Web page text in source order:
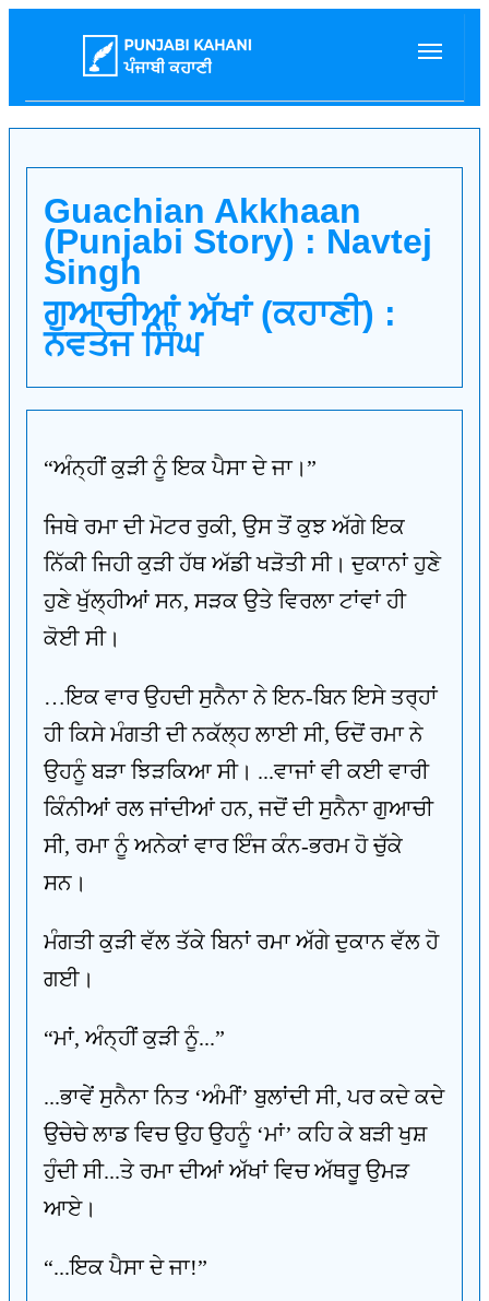
Guachian Akkhaan
(Punjabi Story) : Navtej
Singh
ਗੁਆਚੀਆਂ ਅੱਖਾਂ (ਕਹਾਣੀ) :
ਨਵਤੇਜ ਸਿੰਘ
“ਅੰਨ੍ਹੀਂ ਕੁੜੀ ਨੂੰ ਇਕ ਪੈਸਾ ਦੇ ਜਾ।”
ਜਿਥੇ ਰਮਾ ਦੀ ਮੋਟਰ ਰੁਕੀ, ਉਸ ਤੋਂ ਕੁਝ ਅੱਗੇ ਇਕ
ਨਿੱਕੀ ਜਿਹੀ ਕੁੜੀ ਹੱਥ ਅੱਡੀ ਖੜੋਤੀ ਸੀ। ਦੁਕਾਨਾਂ ਹੁਣੇ
ਹੁਣੇ ਖੁੱਲ੍ਹੀਆਂ ਸਨ, ਸੜਕ ਉਤੇ ਵਿਰਲਾ ਟਾਂਵਾਂ ਹੀ
ਕੋਈ ਸੀ।
…ਇਕ ਵਾਰ ਉਹਦੀ ਸੁਨੈਨਾ ਨੇ ਇਨ-ਬਿਨ ਇਸੇ ਤਰ੍ਹਾਂ
ਹੀ ਕਿਸੇ ਮੰਗਤੀ ਦੀ ਨਕੱਲ੍ਹ ਲਾਈ ਸੀ, ਓਦੋਂ ਰਮਾ ਨੇ
ਉਹਨੂੰ ਬੜਾ ਝਿੜਕਿਆ ਸੀ। ...ਵਾਜਾਂ ਵੀ ਕਈ ਵਾਰੀ
ਕਿੰਨੀਆਂ ਰਲ ਜਾਂਦੀਆਂ ਹਨ, ਜਦੋਂ ਦੀ ਸੁਨੈਨਾ ਗੁਆਚੀ
ਸੀ, ਰਮਾ ਨੂੰ ਅਨੇਕਾਂ ਵਾਰ ਇੰਜ ਕੰਨ-ਭਰਮ ਹੋ ਚੁੱਕੇ
ਸਨ।
ਮੰਗਤੀ ਕੁੜੀ ਵੱਲ ਤੱਕੇ ਬਿਨਾਂ ਰਮਾ ਅੱਗੇ ਦੁਕਾਨ ਵੱਲ ਹੋ
ਗਈ।
“ਮਾਂ, ਅੰਨ੍ਹੀਂ ਕੁੜੀ ਨੂੰ...”
...ਭਾਵੇਂ ਸੁਨੈਨਾ ਨਿਤ ‘ਅੰਮੀਂ’ ਬੁਲਾਂਦੀ ਸੀ, ਪਰ ਕਦੇ ਕਦੇ
ਉਚੇਚੇ ਲਾਡ ਵਿਚ ਉਹ ਉਹਨੂੰ ‘ਮਾਂ’ ਕਹਿ ਕੇ ਬੜੀ ਖੁਸ਼
ਹੁੰਦੀ ਸੀ...ਤੇ ਰਮਾ ਦੀਆਂ ਅੱਖਾਂ ਵਿਚ ਅੱਥਰੂ ਉਮੜ
ਆਏ।
“...ਇਕ ਪੈਸਾ ਦੇ ਜਾ!”